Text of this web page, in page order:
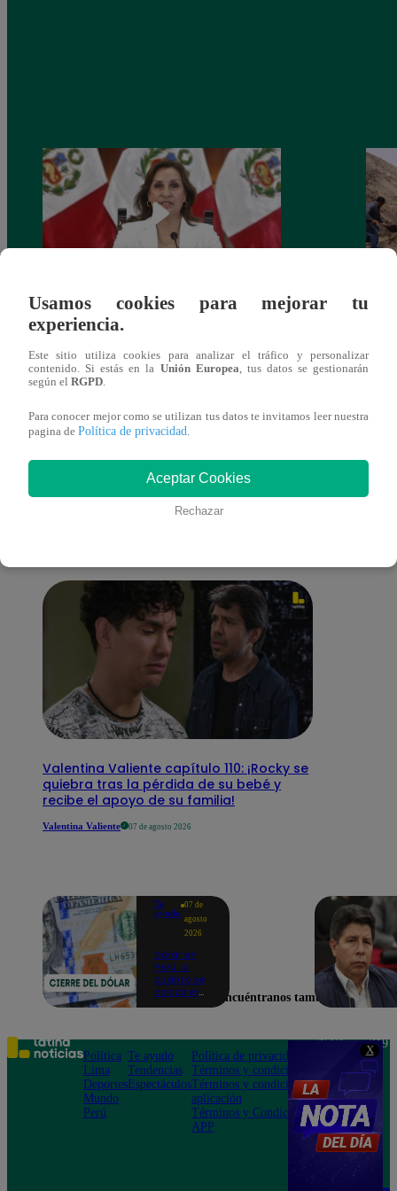
X
Congreso: proponen que el aumento del
salario presidencial se aplique desde 2026
También te puede
interesar
Valentina Valiente capítulo 110: ¡Rocky se
quiebra tras la pérdida de su bebé y
recibe el apoyo de su familia!
Valentina Valiente 07 de agosto 2026
Te
ayudo
07 de
agosto
2026
Dólar en
Perú: a
cuánto se
cotizó el
2026
Usamos cookies para mejorar tu
experiencia.
Este sitio utiliza cookies para analizar el tráfico y personalizar
contenido. Si estás en la Unión Europea , tus datos se gestionarán
según el RGPD
Para conocer mejor como se utilizan tus datos te invitamos leer nuestra
pagina de Política de privacidad
Aceptar Cookies
Rechazar
Encuéntranos también en
Política
Lima
Deportes
Mundo
Perú
Te ayudo
Tendencias
Espectáculos
Política de privacidad
Términos y condiciones
Términos y condiciones
aplicación
Términos y Condiciones
APP
Teléfono: 219
Av. San
Felipe 968
Jesús María